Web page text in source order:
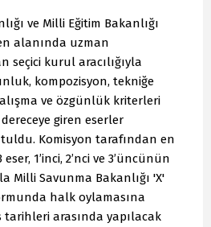
ve Milli Eğitim Bakanlığı
alanında uzman
seçici kurul aracılığıyla
kompozisyon, tekniğe
ve özgünlük kriterleri
giren eserler
Komisyon tarafından en
1’inci, 2’nci ve 3’üncünün
Milli Savunma Bakanlığı 'X'
halk oylamasına
tarihleri arasında yapılacak